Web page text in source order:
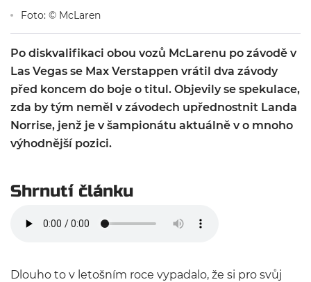
Foto: © McLaren
Po diskvalifikaci obou vozů McLarenu po závodě v
Las Vegas se Max Verstappen vrátil dva závody
před koncem do boje o titul. Objevily se spekulace,
zda by tým neměl v závodech upřednostnit Landa
Norrise, jenž je v šampionátu aktuálně v o mnoho
výhodnější pozici.
Shrnutí článku
Dlouho to v letošním roce vypadalo, že si pro svůj